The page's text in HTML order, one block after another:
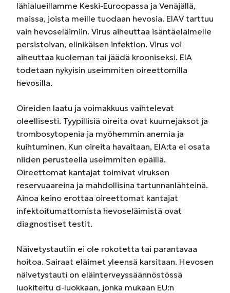
lähialueillamme Keski-Euroopassa ja Venäjällä,
maissa, joista meille tuodaan hevosia. EIAV tarttuu
vain hevoseläimiin. Virus aiheuttaa isäntäeläimelle
persistoivan, elinikäisen infektion. Virus voi
aiheuttaa kuoleman tai jäädä krooniseksi. EIA
todetaan nykyisin useimmiten oireettomilla
hevosilla.
Oireiden laatu ja voimakkuus vaihtelevat
oleellisesti. Tyypillisiä oireita ovat kuumejaksot ja
trombosytopenia ja myöhemmin anemia ja
kuihtuminen. Kun oireita havaitaan, EIA:ta ei osata
niiden perusteella useimmiten epäillä.
Oireettomat kantajat toimivat viruksen
reservuaareina ja mahdollisina tartunnanlähteinä.
Ainoa keino erottaa oireettomat kantajat
infektoitumattomista hevoseläimistä ovat
diagnostiset testit.
Näivetystautiin ei ole rokotetta tai parantavaa
hoitoa. Sairaat eläimet yleensä karsitaan. Hevosen
näivetystauti on eläinterveyssäännöstössä
luokiteltu d-luokkaan, jonka mukaan EU:n